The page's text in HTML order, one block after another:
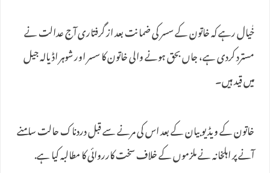
خٰیال رہے کہ خاتون کے سسر کی ضمانت بعد از گرفتاری آج عدالت نے
مسترد کردی ہے، جاں بحق ہونے والی خاتون کا سسر اور شوہر اڈیالہ جیل
میں قید ہیں۔
خاتون کے ویڈیو بیان کے بعد اس کی مرنے سے قبل دردناک حالت سامنے
آنے پر اہلخانہ نے ملزموں کے خلاف سخت کارروائی کا مطالبہ کیا ہے.